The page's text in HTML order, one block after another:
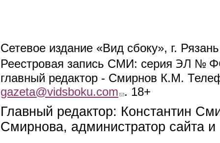
Сетевое издание «Вид сбоку», г.
Реестровая запись СМИ: серия ЭЛ №
главный редактор - Смирнов К.М.
gazeta@vidsboku.com (link sends e-mail)
. 18+
Главный редактор: Константин
Смирнова, администратор сайта